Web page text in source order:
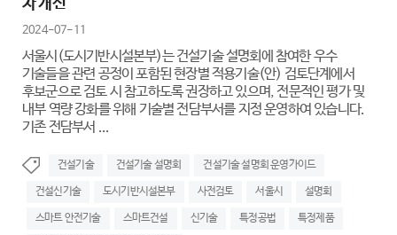
차 개선
2024-07-11
서울시(도시기반시설본부)는 건설기술 설명회에 참여한 우수
기술들을 관련 공정이 포함된 현장별 적용기술(안) 검토단계에서
후보군으로 검토 시 참고하도록 권장하고 있으며, 전문적인 평가 및
내부 역량 강화를 위해 기술별 전담부서를 지정 운영하여 있습니다.
기존 전담부서 ...
건설기술 건설기술 설명회 건설기술 설명회 운영가이드
건설신기술 도시기반시설본부 사전검토 서울시 설명회
스마트 안전기술 스마트건설 신기술 특정공법 특정제품